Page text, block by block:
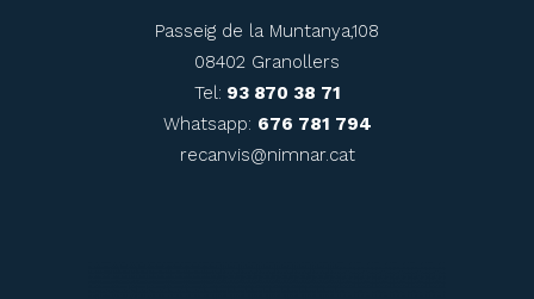
Passeig de la Muntanya,108
08402 Granollers
Tel: 93 870 38 71
Whatsapp: 676 781 794
recanvis@nimnar.cat